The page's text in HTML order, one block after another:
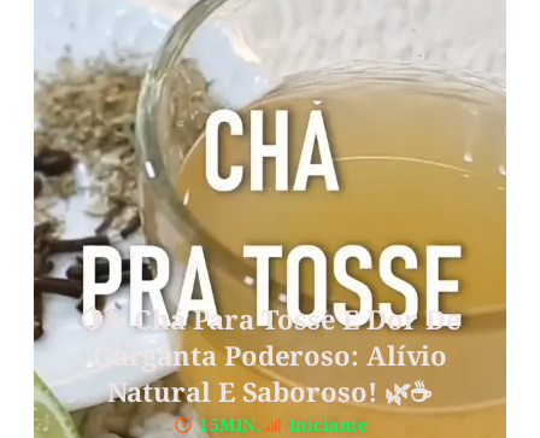
🍋✨ Chá Para Tosse E Dor De
Garganta Poderoso: Alívio
Natural E Saboroso! 🌿☕️
15MIN.
Iniciante